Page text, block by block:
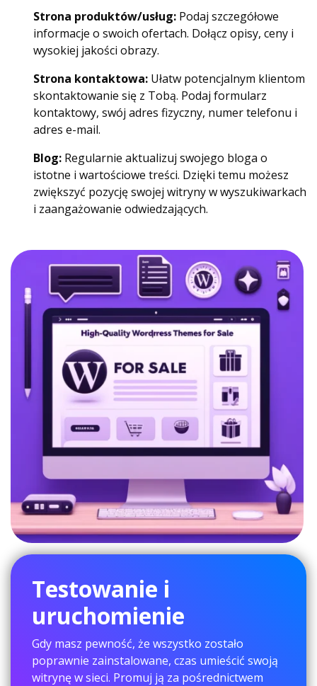
Strona produktów/usług: Podaj szczegółowe
informacje o swoich ofertach. Dołącz opisy, ceny i
wysokiej jakości obrazy.
Strona kontaktowa: Ułatw potencjalnym klientom
skontaktowanie się z Tobą. Podaj formularz
kontaktowy, swój adres fizyczny, numer telefonu i
adres e-mail.
Blog: Regularnie aktualizuj swojego bloga o
istotne i wartościowe treści. Dzięki temu możesz
zwiększyć pozycję swojej witryny w wyszukiwarkach
i zaangażowanie odwiedzających.
Testowanie i
uruchomienie
Gdy masz pewność, że wszystko zostało
poprawnie zainstalowane, czas umieścić swoją
witrynę w sieci. Promuj ją za pośrednictwem